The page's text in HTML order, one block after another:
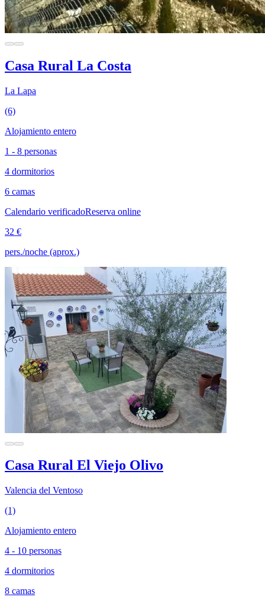
Casa Rural La Costa
La Lapa
(6)
Alojamiento entero
1 - 8 personas
4 dormitorios
6 camas
Calendario verificadoReserva online
32 €
pers./noche (aprox.)
Casa Rural El Viejo Olivo
Valencia del Ventoso
(1)
Alojamiento entero
4 - 10 personas
4 dormitorios
8 camas